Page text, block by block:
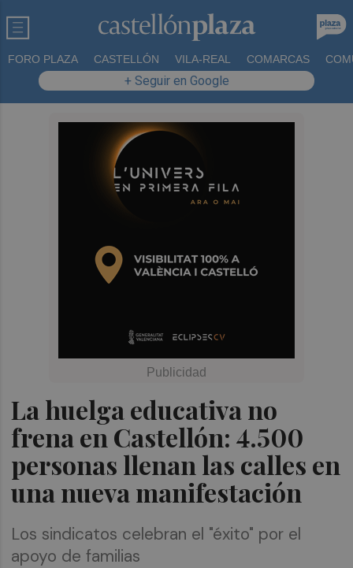
FORO PLAZA CASTELLÓN VILA-REAL COMARCAS
+ Seguir en Google
La huelga educativa no
frena en Castellón: 4.500
personas llenan las calles en
una nueva manifestación
Los sindicatos celebran el "éxito" por el
apoyo de familias